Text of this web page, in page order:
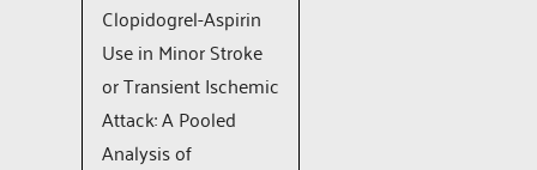
Clopidogrel-Aspirin
Use in Minor Stroke
or Transient Ischemic
Attack: A Pooled
Analysis of